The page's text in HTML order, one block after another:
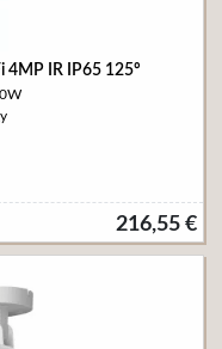
4MP IR IP65 125º
216,55 €